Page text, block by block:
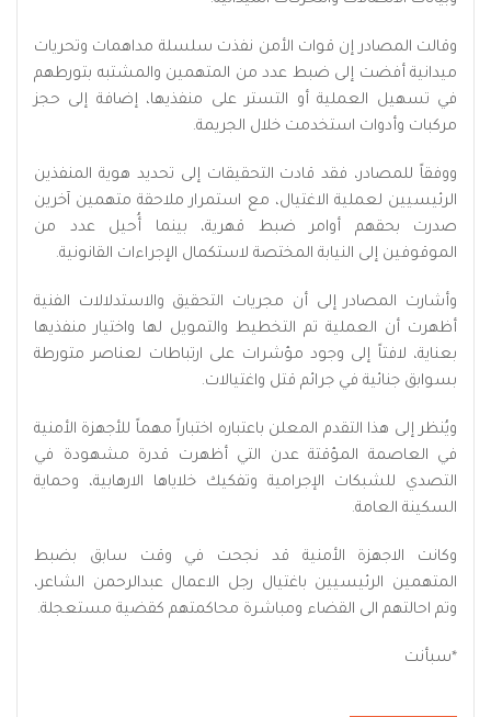
وقالت المصادر إن قوات الأمن نفذت سلسلة مداهمات وتحريات
ميدانية أفضت إلى ضبط عدد من المتهمين والمشتبه بتورطهم
في تسهيل العملية أو التستر على منفذيها، إضافة إلى حجز
مركبات وأدوات استخدمت خلال الجريمة.
ووفقاً للمصادر، فقد قادت التحقيقات إلى تحديد هوية المنفذين
الرئيسيين لعملية الاغتيال، مع استمرار ملاحقة متهمين آخرين
صدرت بحقهم أوامر ضبط قهرية، بينما أُحيل عدد من
الموقوفين إلى النيابة المختصة لاستكمال الإجراءات القانونية.
وأشارت المصادر إلى أن مجريات التحقيق والاستدلالات الفنية
أظهرت أن العملية تم التخطيط والتمويل لها واختيار منفذيها
بعناية، لافتاً إلى وجود مؤشرات على ارتباطات لعناصر متورطة
بسوابق جنائية في جرائم قتل واغتيالات.
ويُنظر إلى هذا التقدم المعلن باعتباره اختباراً مهماً للأجهزة الأمنية
في العاصمة المؤقتة عدن التي أظهرت قدرة مشهودة في
التصدي للشبكات الإجرامية وتفكيك خلاياها الارهابية، وحماية
السكينة العامة.
وكانت الاجهزة الأمنية قد نجحت في وقت سابق بضبط
المتهمين الرئيسيين باغتيال رجل الاعمال عبدالرحمن الشاعر،
وتم احالتهم الى القضاء ومباشرة محاكمتهم كقضية مستعجلة.
*سبأنت